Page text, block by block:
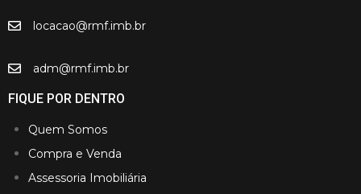
locacao@rmf.imb.br
adm@rmf.imb.br
FIQUE POR DENTRO
Quem Somos
Compra e Venda
Assessoria Imobiliária